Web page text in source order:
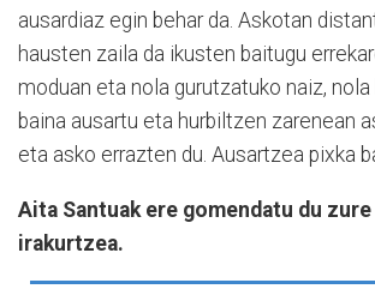
ausardiaz egin behar da. Askotan
hausten zaila da ikusten baitugu
moduan eta nola gurutzatuko naiz, nola
baina ausartu eta hurbiltzen zarenean
eta asko errazten du. Ausartzea pixka
Aita Santuak ere gomendatu du
irakurtzea.